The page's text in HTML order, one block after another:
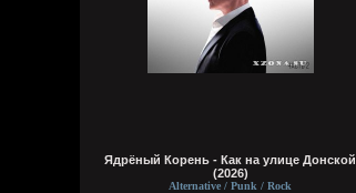
Ядрёный Корень - Как на улице Донской
(2026)
Alternative / Punk / Rock